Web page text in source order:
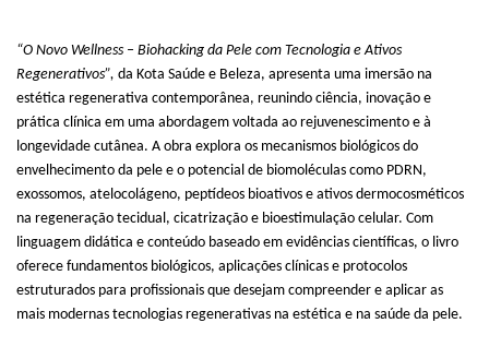
“O Novo Wellness – Biohacking da Pele com Tecnologia e Ativos
Regenerativos”, da Kota Saúde e Beleza, apresenta uma imersão na
estética regenerativa contemporânea, reunindo ciência, inovação e
prática clínica em uma abordagem voltada ao rejuvenescimento e à
longevidade cutânea. A obra explora os mecanismos biológicos do
envelhecimento da pele e o potencial de biomoléculas como PDRN,
exossomos, atelocolágeno, peptídeos bioativos e ativos dermocosméticos
na regeneração tecidual, cicatrização e bioestimulação celular. Com
linguagem didática e conteúdo baseado em evidências científicas, o livro
oferece fundamentos biológicos, aplicações clínicas e protocolos
estruturados para profissionais que desejam compreender e aplicar as
mais modernas tecnologias regenerativas na estética e na saúde da pele.